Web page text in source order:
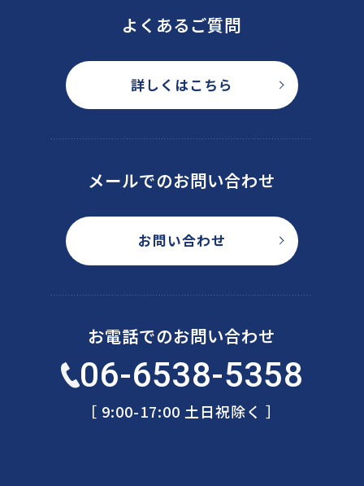
よくあるご質問
詳しくはこちら
メールでのお問い合わせ
お問い合わせ
お電話でのお問い合わせ
06-6538-5358
［ 9:00-17:00 土日祝除く ］